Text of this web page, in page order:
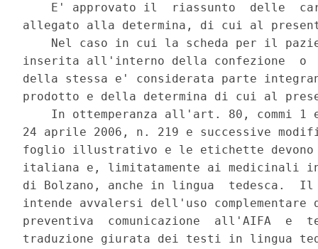
E' approvato il  riassunto  delle
allegato alla determina, di cui al
Nel caso in cui la scheda per il
inserita all'interno della confezione  o
della stessa e' considerata parte
prodotto e della determina di cui al
In ottemperanza all'art. 80, commi 1
24 aprile 2006, n. 219 e successive
foglio illustrativo e le etichette
italiana e, limitatamente ai medicinali in
di Bolzano, anche in lingua  tedesca.
intende avvalersi dell'uso
preventiva  comunicazione  all'AIFA  e
traduzione giurata dei testi in lingua